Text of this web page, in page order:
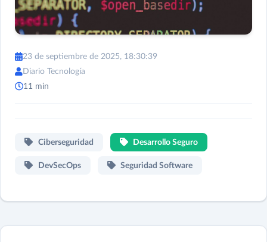
23 de septiembre de 2025, 18:30:39
Diario Tecnología
11 min
Ciberseguridad Desarrollo Seguro
DevSecOps Seguridad Software